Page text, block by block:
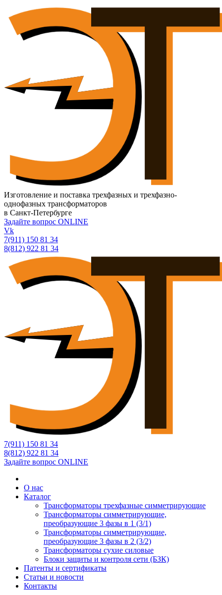
Изготовление и поставка трехфазных и трехфазно-
однофазных трансформаторов
в Санкт-Петербурге
Задайте вопрос ONLINE
Vk
7(911) 150 81 34
8(812) 922 81 34
7(911) 150 81 34
8(812) 922 81 34
Задайте вопрос ONLINE
О нас
Каталог
Трансформаторы трехфазные симметрирующие
Трансформаторы симметрирующие,
преобразующие 3 фазы в 1 (3/1)
Трансформаторы симметрирующие,
преобразующие 3 фазы в 2 (3/2)
Трансформаторы сухие силовые
Блоки защиты и контроля сети (БЗК)
Патенты и сертификаты
Статьи и новости
Контакты